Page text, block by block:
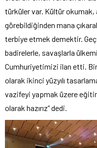
türküler var. Kültür okumak,
görebildiğinden mana
terbiye etmek demektir.
badirelerle, savaşlarla
Cumhuriyetimizi ilan etti.
olarak ikinci yüzyılı
vazifeyi yapmak üzere
olarak hazırız” dedi.